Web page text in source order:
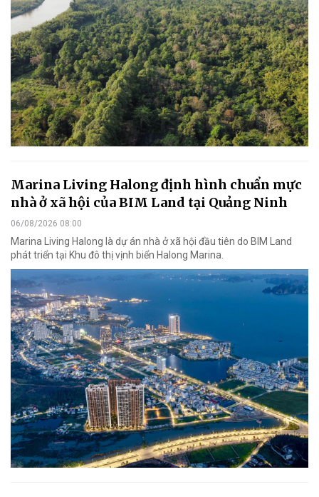
Marina Living Halong định hình chuẩn mực
nhà ở xã hội của BIM Land tại Quảng Ninh
06/08/2026 08:00
Marina Living Halong là dự án nhà ở xã hội đầu tiên do BIM Land
phát triển tại Khu đô thị vịnh biển Halong Marina.